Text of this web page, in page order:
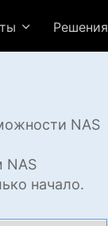
Решения
NAS
NAS
начало.